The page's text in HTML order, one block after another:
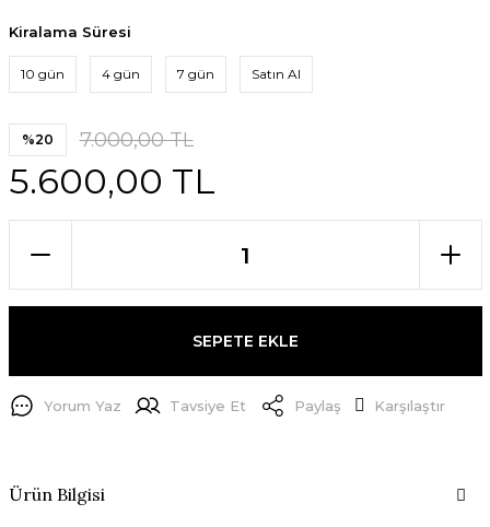
Kiralama Süresi
10 gün 4 gün 7 gün Satın Al
%20 7.000,00 TL
5.600,00 TL
SEPETE EKLE
Yorum Yaz Tavsiye Et Paylaş Karşılaştır
Ürün Bilgisi